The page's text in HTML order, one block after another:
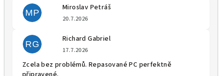
MP
Miroslav Petráš
20.7.2026
RG
Richard Gabriel
17.7.2026
Zcela bez problémů. Repasované PC perfektně